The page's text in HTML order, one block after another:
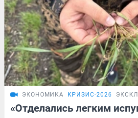
ЭКОНОМИКА КРИЗИС-2026
«Отделались легким